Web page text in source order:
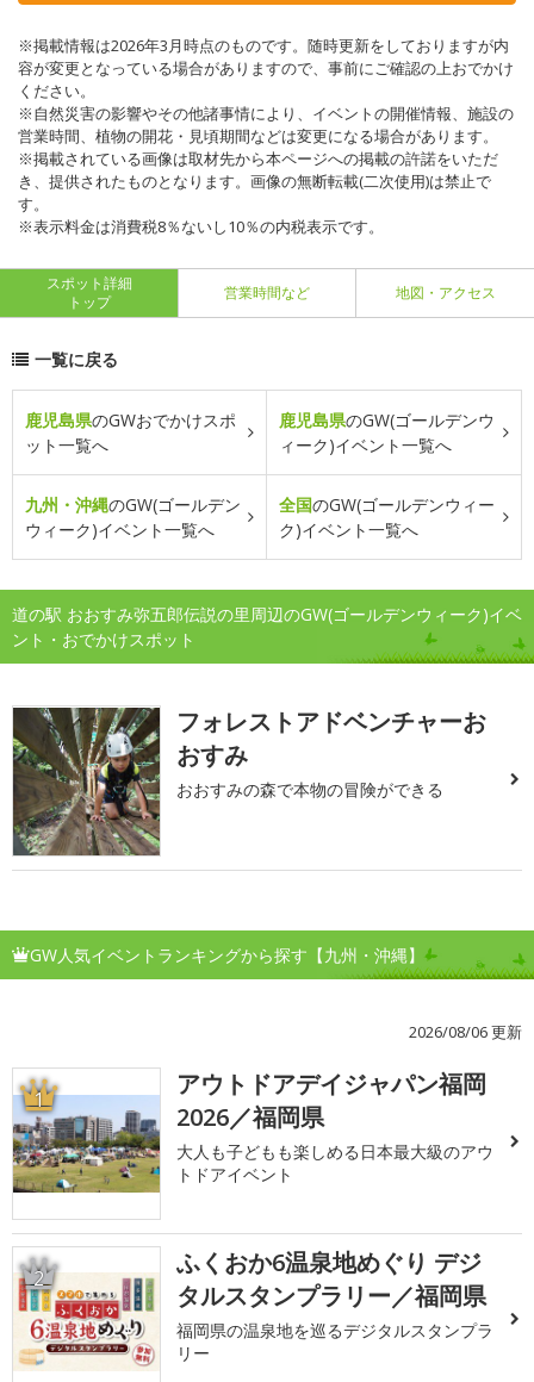
※掲載情報は2026年3月時点のものです。随時更新をしておりますが内
容が変更となっている場合がありますので、事前にご確認の上おでかけ
ください。
※自然災害の影響やその他諸事情により、イベントの開催情報、施設の
営業時間、植物の開花・見頃期間などは変更になる場合があります。
※掲載されている画像は取材先から本ページへの掲載の許諾をいただ
き、提供されたものとなります。画像の無断転載(二次使用)は禁止で
す。
※表示料金は消費税8％ないし10％の内税表示です。
スポット詳細
トップ
営業時間など 地図・アクセス
一覧に戻る
鹿児島県のGWおでかけスポ
ット一覧へ
鹿児島県のGW(ゴールデンウ
ィーク)イベント一覧へ
九州・沖縄のGW(ゴールデン
ウィーク)イベント一覧へ
全国のGW(ゴールデンウィー
ク)イベント一覧へ
道の駅 おおすみ弥五郎伝説の里周辺のGW(ゴールデンウィーク)イベ
ント・おでかけスポット
フォレストアドベンチャーお
おすみ
おおすみの森で本物の冒険ができる
GW人気イベントランキングから探す【九州・沖縄】
2026/08/06 更新
1
アウトドアデイジャパン福岡
2026／福岡県
大人も子どもも楽しめる日本最大級のアウ
トドアイベント
2
ふくおか6温泉地めぐり デジ
タルスタンプラリー／福岡県
福岡県の温泉地を巡るデジタルスタンプラ
リー